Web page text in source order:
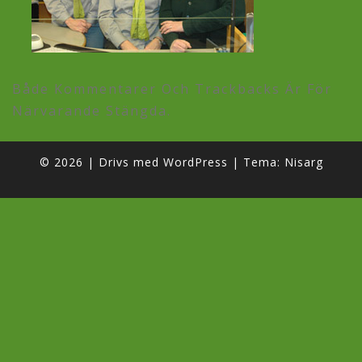
Både Kommentarer Och Trackbacks Är För
Närvarande Stängda.
© 2026 | Drivs med WordPress | Tema: Nisarg